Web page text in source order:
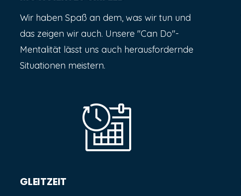
Wir haben Spaß an dem, was wir tun und
das zeigen wir auch. Unsere "Can Do"-
Mentalität lässt uns auch herausfordernde
Situationen meistern.
GLEITZEIT